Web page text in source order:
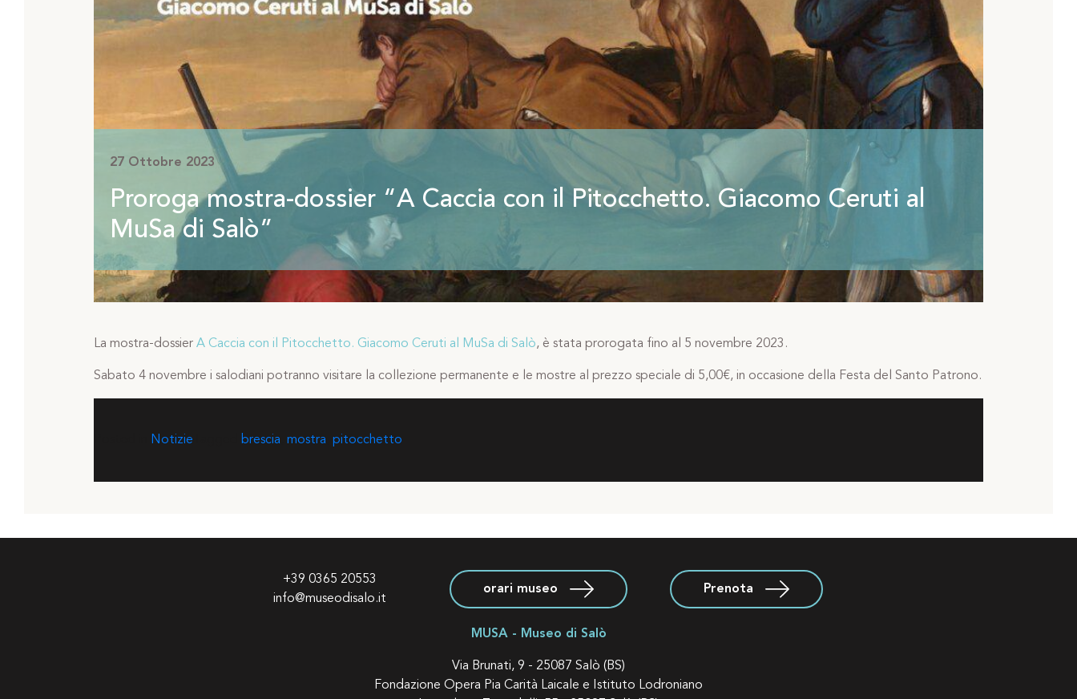
27 Ottobre 2023
Proroga mostra-dossier “A Caccia con il Pitocchetto. Giacomo Ceruti al
MuSa di Salò”
La mostra-dossier A Caccia con il Pitocchetto. Giacomo Ceruti al MuSa di Salò, è stata prorogata fino al 5 novembre 2023.
Sabato 4 novembre i salodiani potranno visitare la collezione permanente e le mostre al prezzo speciale di 5,00€, in occasione della Festa del Santo Patrono.
Notizie brescia mostra pitocchetto
+39 0365 20553
info@museodisalo.it
orari museo Prenota
MUSA - Museo di Salò
Via Brunati, 9 - 25087 Salò (BS)
Fondazione Opera Pia Carità Laicale e Istituto Lodroniano